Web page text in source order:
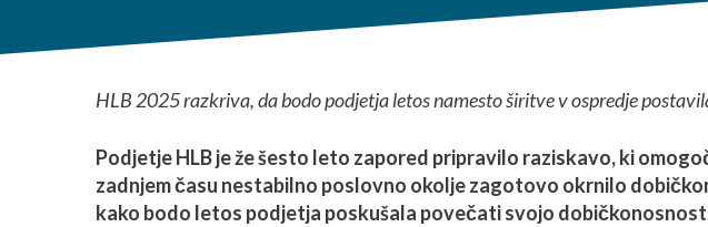
HLB 2025 razkriva, da bodo podjetja letos namesto širitve v ospredje
Podjetje HLB je že šesto leto zapored pripravilo raziskavo, ki
zadnjem času nestabilno poslovno okolje zagotovo okrnilo
kako bodo letos podjetja poskušala povečati svojo